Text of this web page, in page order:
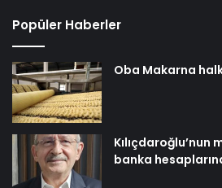
Popüler Haberler
Oba Makarna
Kılıçdaroğlu’nun
banka